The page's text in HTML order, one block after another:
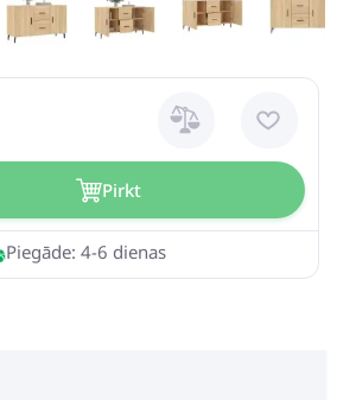
Pirkt
Piegāde: 4-6 dienas